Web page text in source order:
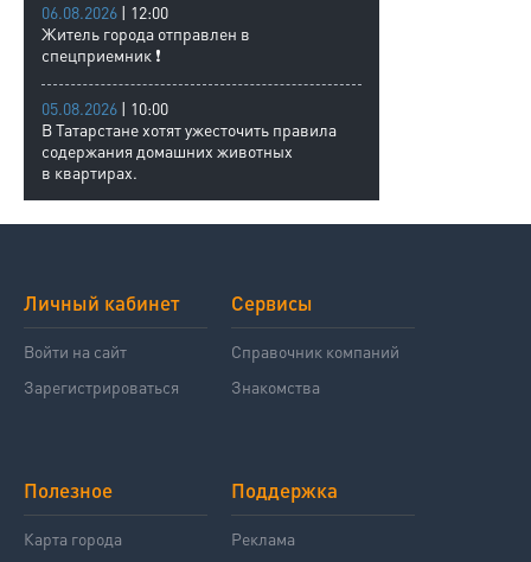
06.08.2026 | 12:00
Житель города отправлен в
спецприемник ❗
05.08.2026 | 10:00
В Татарстане хотят ужесточить правила
содержания домашних животных
в квартирах.
Личный кабинет
Войти на сайт
Зарегистрироваться
Сервисы
Справочник компаний
Знакомства
Полезное
Карта города
Поддержка
Реклама